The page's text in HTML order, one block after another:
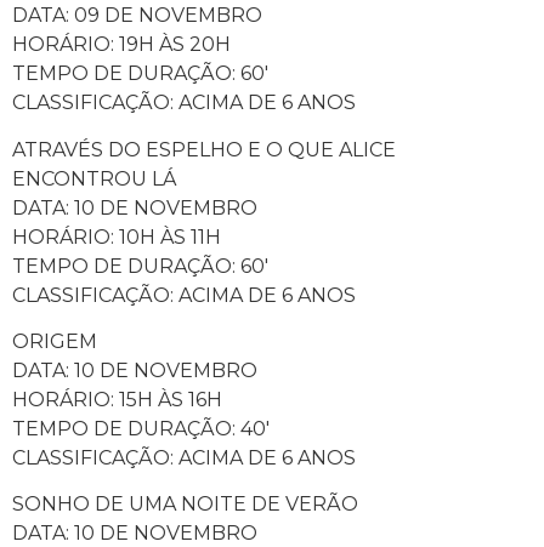
DATA: 09 DE NOVEMBRO
HORÁRIO: 19H ÀS 20H
TEMPO DE DURAÇÃO: 60′
CLASSIFICAÇÃO: ACIMA DE 6 ANOS
ATRAVÉS DO ESPELHO E O QUE ALICE
ENCONTROU LÁ
DATA: 10 DE NOVEMBRO
HORÁRIO: 10H ÀS 11H
TEMPO DE DURAÇÃO: 60′
CLASSIFICAÇÃO: ACIMA DE 6 ANOS
ORIGEM
DATA: 10 DE NOVEMBRO
HORÁRIO: 15H ÀS 16H
TEMPO DE DURAÇÃO: 40′
CLASSIFICAÇÃO: ACIMA DE 6 ANOS
SONHO DE UMA NOITE DE VERÃO
DATA: 10 DE NOVEMBRO